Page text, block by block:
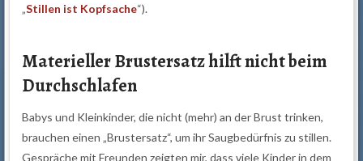
„Stillen ist Kopfsache“).
Materieller Brustersatz hilft nicht beim
Durchschlafen
Babys und Kleinkinder, die nicht (mehr) an der Brust trinken,
brauchen einen „Brustersatz“, um ihr Saugbedürfnis zu stillen.
Gespräche mit Freunden zeigten mir, dass viele Kinder in dem